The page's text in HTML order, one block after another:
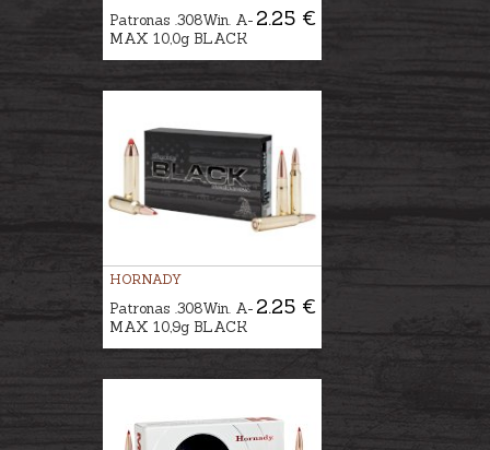
2.25 €
Patronas .308Win. A-
MAX 10,0g BLACK
HORNADY
2.25 €
Patronas .308Win. A-
MAX 10,9g BLACK